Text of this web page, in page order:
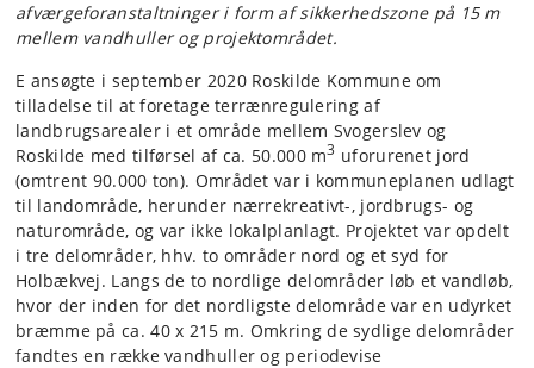
afværgeforanstaltninger i form af sikkerhedszone på 15 m
mellem vandhuller og projektområdet.
E ansøgte i september 2020 Roskilde Kommune om
tilladelse til at foretage terrænregulering af
landbrugsarealer i et område mellem Svogerslev og
Roskilde med tilførsel af ca. 50.000 m3 uforurenet jord
(omtrent 90.000 ton). Området var i kommuneplanen udlagt
til landområde, herunder nærrekreativt-, jordbrugs- og
naturområde, og var ikke lokalplanlagt. Projektet var opdelt
i tre delområder, hhv. to områder nord og et syd for
Holbækvej. Langs de to nordlige delområder løb et vandløb,
hvor der inden for det nordligste delområde var en udyrket
bræmme på ca. 40 x 215 m. Omkring de sydlige delområder
fandtes en række vandhuller og periodevise